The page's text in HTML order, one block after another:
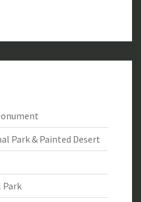
Park & Painted Desert
Park